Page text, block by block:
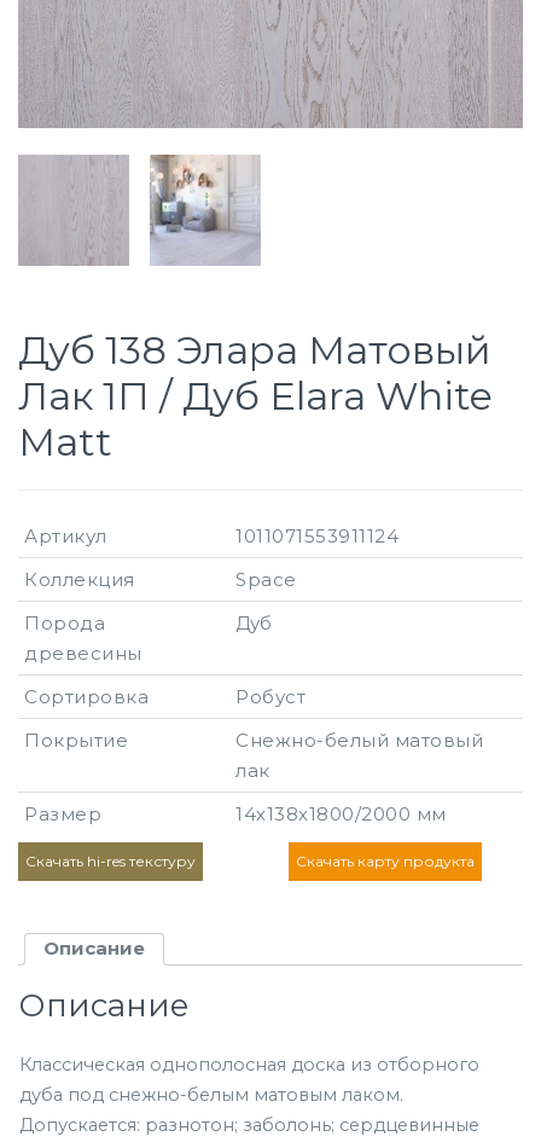
Дуб 138 Элара Матовый
Лак 1П / Дуб Elara White
Matt
Артикул
1011071553911124
Коллекция
Space
Порода
древесины
Дуб
Сортировка
Робуст
Покрытие
Снежно-белый матовый
лак
Размер
14х138х1800/2000 мм
Скачать hi-res текстуру Скачать карту продукта
Описание
Описание
Классическая однополосная доска из отборного
дуба под снежно-белым матовым лаком.
Допускается: разнотон; заболонь; сердцевинные